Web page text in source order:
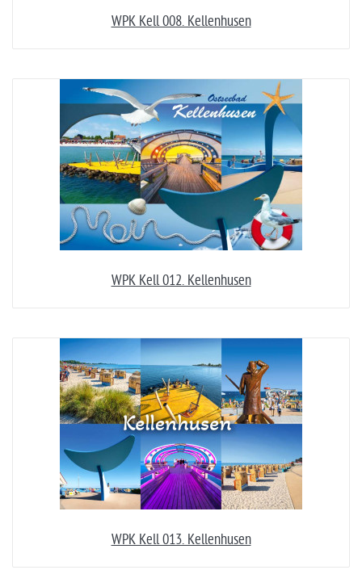
WPK Kell 008. Kellenhusen
WPK Kell 012. Kellenhusen
WPK Kell 013. Kellenhusen